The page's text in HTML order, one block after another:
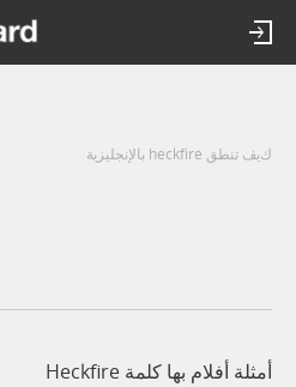
كيف تنطق heckfire بالإنجليزية
أمثلة أفلام بها كلمة Heckfire